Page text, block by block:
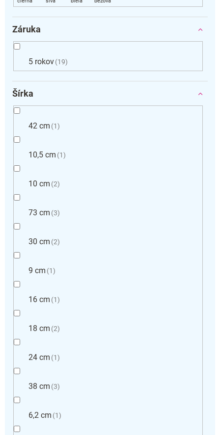
Záruka
5 rokov 19
Šírka
42 cm 1
10,5 cm 1
10 cm 2
73 cm 3
30 cm 2
9 cm 1
16 cm 1
18 cm 2
24 cm 1
38 cm 3
6,2 cm 1